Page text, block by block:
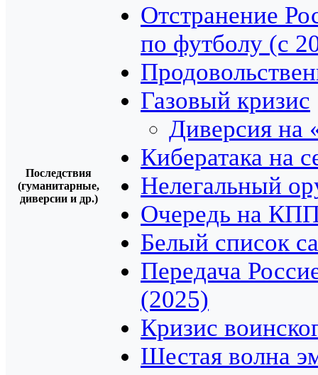
Последствия
(гуманитарные,
диверсии и др.)
Отстранение
по футболу (с
Газовый кризис
Диверсия на
Кибератака на
Нелегальный
Очередь на
Белый список
Передача
(2025)
Кризис
Шестая волна